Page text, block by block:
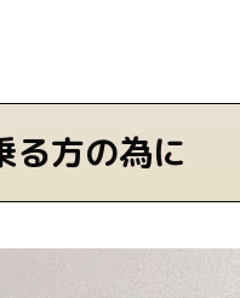
る方の為に